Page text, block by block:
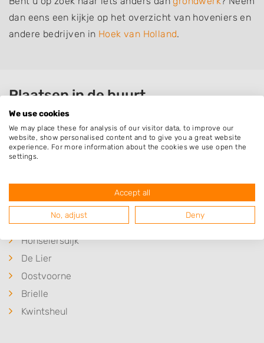
dan eens een kijkje op het overzicht van hoveniers en
andere bedrijven in Hoek van Holland.
Plaatsen in de buurt
's-Gravenzande
Europoort Rotterdam
Naaldwijk
Ter Heijde
Maasdijk
Poeldijk
Honselersdijk
De Lier
Oostvoorne
Brielle
Kwintsheul
We use cookies
We may place these for analysis of our visitor data, to improve our
website, show personalised content and to give you a great website
experience. For more information about the cookies we use open the
settings.
Accept all
No, adjust Deny